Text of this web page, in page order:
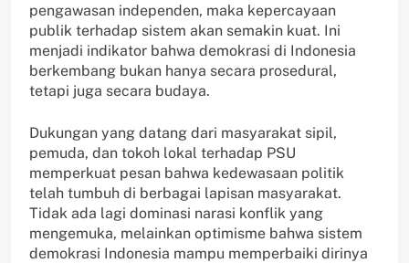
pengawasan independen, maka kepercayaan
publik terhadap sistem akan semakin kuat. Ini
menjadi indikator bahwa demokrasi di Indonesia
berkembang bukan hanya secara prosedural,
tetapi juga secara budaya.
Dukungan yang datang dari masyarakat sipil,
pemuda, dan tokoh lokal terhadap PSU
memperkuat pesan bahwa kedewasaan politik
telah tumbuh di berbagai lapisan masyarakat.
Tidak ada lagi dominasi narasi konflik yang
mengemuka, melainkan optimisme bahwa sistem
demokrasi Indonesia mampu memperbaiki dirinya